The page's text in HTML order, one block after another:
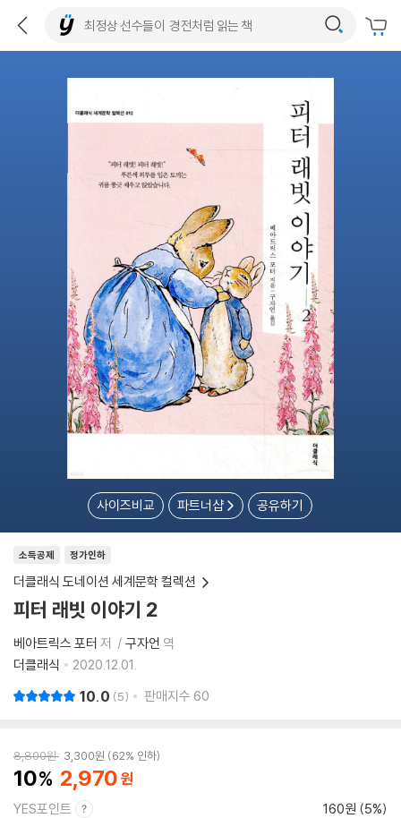
사이즈비교 파트너샵 공유하기
소득공제 정가인하
더클래식 도네이션 세계문학 컬렉션
피터 래빗 이야기 2
베아트릭스 포터 저 구자언 역
더클래식
2020.12.01.
10.0 5 판매지수 60
8,800원 3,300원 62% 인하
10 2,970
YES포인트 160원 (5%)